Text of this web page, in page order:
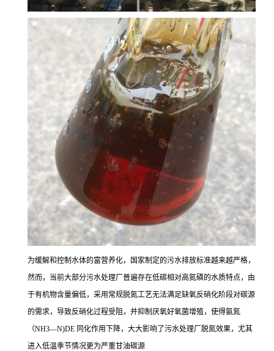
为缓解和控制水体的富营养化，国家制定的污水排放标准越来越严格，
然而，当前大部分污水处理厂普遍存在低碳相对高氮磷的水质特点，由
于有机物含量偏低，采用常规脱氮工艺无法满足缺氧反硝化阶段对碳源
的需求，导致反硝化过程受阻，并抑制厌氧好氧菌增殖，使得氨氮
（NH3—N)DE 同化作用下降，大大影响了污水处理厂脱氮效果，尤其
进入低温季节情况更为严重甘油碳源